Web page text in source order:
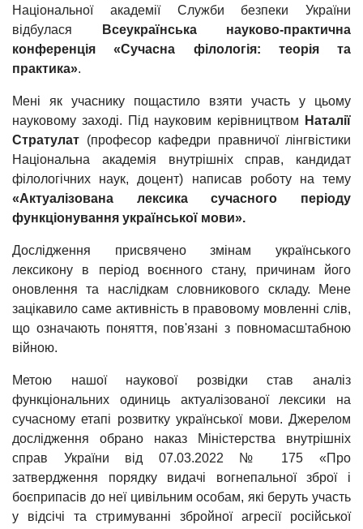
Національної академії Служби безпеки України
відбулася
Всеукраїнська науково-практична
конференція «Сучасна філологія: теорія та
практика».
Мені як учаснику пощастило взяти участь у цьому
науковому заході. Під науковим керівництвом
Наталії
Стратулат (професор кафедри правничої лінгвістики
Національна академія внутрішніх справ, кандидат
філологічних наук, доцент) написав роботу на тему
«Актуалізована лексика сучасного періоду
функціонування української мови».
Дослідження присвячено змінам українського
лексикону в період воєнного стану, причинам його
оновлення та наслідкам словникового складу. Мене
зацікавило саме активність в правовому мовленні слів,
що означають поняття, пов'язані з повномасштабною
війною.
Метою нашої наукової розвідки став аналіз
функціональних одиниць актуалізованої лексики на
сучасному етапі розвитку української мови. Джерелом
дослідження обрано наказ Міністерства внутрішніх
справ України від 07.03.2022 № 175 «Про
затвердження порядку видачі вогнепальної зброї і
боєприпасів до неї цивільним особам, які беруть участь
у відсічі та стримуванні збройної агресії російської